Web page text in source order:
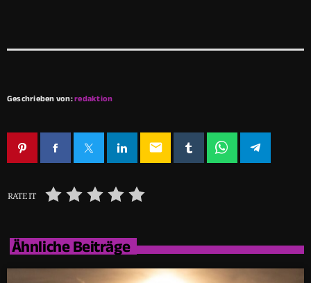
Geschrieben von:redaktion
email
RATE IT
Ähnliche Beiträge